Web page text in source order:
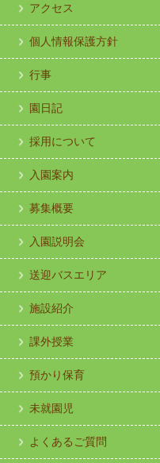
アクセス
個人情報保護方針
行事
園日記
採用について
入園案内
募集概要
入園説明会
送迎バスエリア
施設紹介
課外授業
預かり保育
未就園児
よくあるご質問